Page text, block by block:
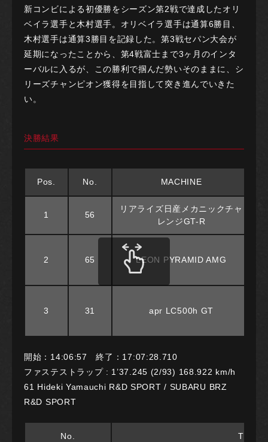
新コンビによる初優勝をシーズン第2戦で達成したオリ
ベイラ選手と木村選手。オリベイラ選手は通算6勝目、
木村選手は通算3勝目を記録した。第3戦セパン大会が
延期になったことから、第4戦富士まで3ヶ月のインタ
ーバルに入るが、この勝利で掴んだ勢いそのままに、シ
リーズチャンピオン獲得を目指して突き進んでいきた
い。
決勝結果
Pos. No. MACHINE
1 56
リアライズ日産メカニックチャ
レンジGT-R
2 65 LEON PYRAMID AMG
3 31 apr LC500h GT
開始：14:06:57 終了：17:07:28.710
ファステストラップ : 1’37.245 (2/93) 168.922 km/h
61 Hideki Yamauchi R&D SPORT / SUBARU BRZ
R&D SPORT
No. TEAM